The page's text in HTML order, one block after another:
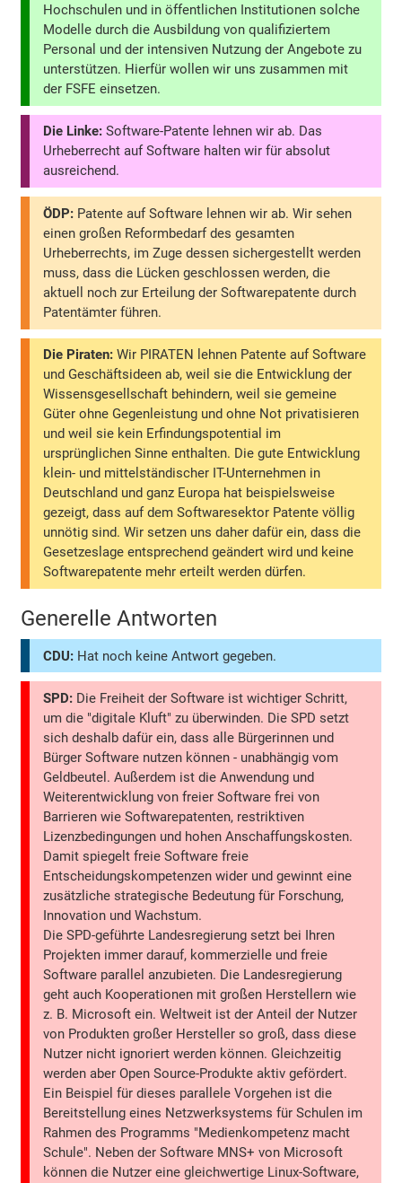
Hochschulen und in öffentlichen Institutionen solche
Modelle durch die Ausbildung von qualifiziertem
Personal und der intensiven Nutzung der Angebote zu
unterstützen. Hierfür wollen wir uns zusammen mit
der FSFE einsetzen.
Die Linke: Software-Patente lehnen wir ab. Das
Urheberrecht auf Software halten wir für absolut
ausreichend.
ÖDP: Patente auf Software lehnen wir ab. Wir sehen
einen großen Reformbedarf des gesamten
Urheberrechts, im Zuge dessen sichergestellt werden
muss, dass die Lücken geschlossen werden, die
aktuell noch zur Erteilung der Softwarepatente durch
Patentämter führen.
Die Piraten: Wir PIRATEN lehnen Patente auf Software
und Geschäftsideen ab, weil sie die Entwicklung der
Wissensgesellschaft behindern, weil sie gemeine
Güter ohne Gegenleistung und ohne Not privatisieren
und weil sie kein Erfindungspotential im
ursprünglichen Sinne enthalten. Die gute Entwicklung
klein- und mittelständischer IT-Unternehmen in
Deutschland und ganz Europa hat beispielsweise
gezeigt, dass auf dem Softwaresektor Patente völlig
unnötig sind. Wir setzen uns daher dafür ein, dass die
Gesetzeslage entsprechend geändert wird und keine
Softwarepatente mehr erteilt werden dürfen.
Generelle Antworten
CDU: Hat noch keine Antwort gegeben.
SPD: Die Freiheit der Software ist wichtiger Schritt,
um die "digitale Kluft" zu überwinden. Die SPD setzt
sich deshalb dafür ein, dass alle Bürgerinnen und
Bürger Software nutzen können - unabhängig vom
Geldbeutel. Außerdem ist die Anwendung und
Weiterentwicklung von freier Software frei von
Barrieren wie Softwarepatenten, restriktiven
Lizenzbedingungen und hohen Anschaffungskosten.
Damit spiegelt freie Software freie
Entscheidungskompetenzen wider und gewinnt eine
zusätzliche strategische Bedeutung für Forschung,
Innovation und Wachstum.
Die SPD-geführte Landesregierung setzt bei Ihren
Projekten immer darauf, kommerzielle und freie
Software parallel anzubieten. Die Landesregierung
geht auch Kooperationen mit großen Herstellern wie
z. B. Microsoft ein. Weltweit ist der Anteil der Nutzer
von Produkten großer Hersteller so groß, dass diese
Nutzer nicht ignoriert werden können. Gleichzeitig
werden aber Open Source-Produkte aktiv gefördert.
Ein Beispiel für dieses parallele Vorgehen ist die
Bereitstellung eines Netzwerksystems für Schulen im
Rahmen des Programms "Medienkompetenz macht
Schule". Neben der Software MNS+ von Microsoft
können die Nutzer eine gleichwertige Linux-Software,